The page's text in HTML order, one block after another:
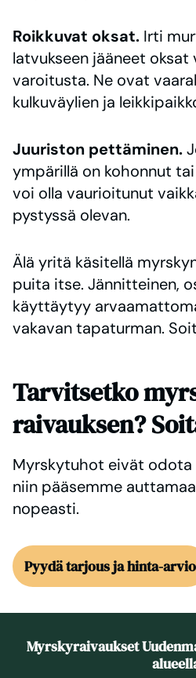
Roikkuvat oksat. Irti
latvukseen jääneet
varoitusta. Ne ovat
kulkuväylien ja
Juuriston pettäminen.
ympärillä on kohonnut
voi olla vaurioitunut
pystyssä olevan.
Älä yritä käsitellä
puita itse. Jännitteinen,
käyttäytyy
vakavan tapaturman.
Tarvitsetko
raivauksen?
Myrskytuhot eivät odota
niin pääsemme
nopeasti.
Pyydä tarjous ja hinta-arvio
Myrskyraivaukset